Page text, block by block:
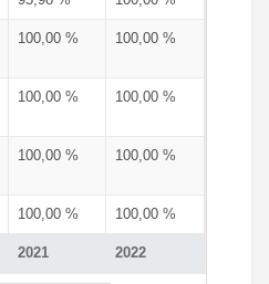
2021 2022
100,00 % 100,00 %
100,00 % 100,00 %
100,00 % 100,00 %
100,00 % 100,00 %